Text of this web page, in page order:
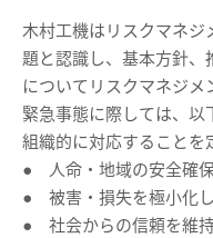
木村工機はリスクマネ
題と認識し、基本方針
についてリスクマネジメ
緊急事態に際しては、以
組織的に対応することを
● 人命・地域の安全確保
● 被害・損失を極小化し
● 社会からの信頼を維持